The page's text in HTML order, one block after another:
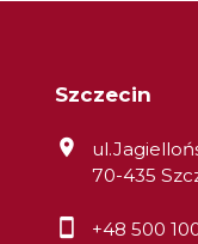
Szczecin
70-435
+48 500